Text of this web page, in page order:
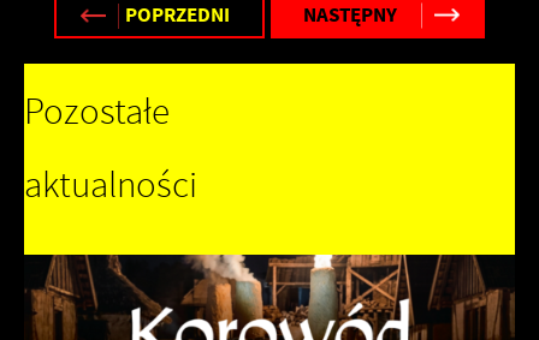
POPRZEDNI
NASTĘPNY
Pozostałe
aktualności